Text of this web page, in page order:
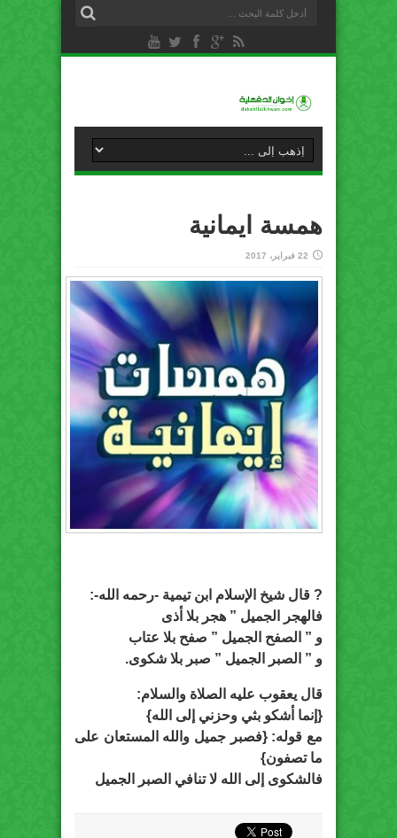
همسة ايمانية
22 فبراير، 2017
? قال شيخ الإسلام ابن تيمية -رحمه الله-:
ﻓﺎﻟﻬﺠﺮ اﻟﺠﻤﻴﻞ ” ﻫﺠﺮ ﺑﻼ ﺃﺫﻯ
ﻭ ” اﻟﺼﻔﺢ اﻟﺠﻤﻴﻞ ” ﺻﻔﺢ ﺑﻼ ﻋﺘﺎﺏ
ﻭ ” اﻟﺼﺒﺮ اﻟﺠﻤﻴﻞ ” ﺻﺒﺮ ﺑﻼ ﺷﻜﻮﻯ.
ﻗﺎﻝ ﻳﻌﻘﻮﺏ ﻋﻠﻴﻪ اﻟﺼﻼﺓ ﻭاﻟﺴﻼﻡ:
{ﺇﻧﻤﺎ ﺃﺷﻜﻮ ﺑﺜﻲ ﻭﺣﺰﻧﻲ ﺇﻟﻰ اﻟﻠﻪ}
ﻣﻊ ﻗﻮﻟﻪ: {ﻓﺼﺒﺮ ﺟﻤﻴﻞ ﻭاﻟﻠﻪ اﻟﻤﺴﺘﻌﺎﻥ ﻋﻠﻰ
ﻣﺎ ﺗﺼﻔﻮﻥ}
ﻓﺎﻟﺸﻜﻮﻯ ﺇﻟﻰ اﻟﻠﻪ ﻻ ﺗﻨﺎﻓﻲ اﻟﺼﺒﺮ اﻟﺠﻤﻴﻞ